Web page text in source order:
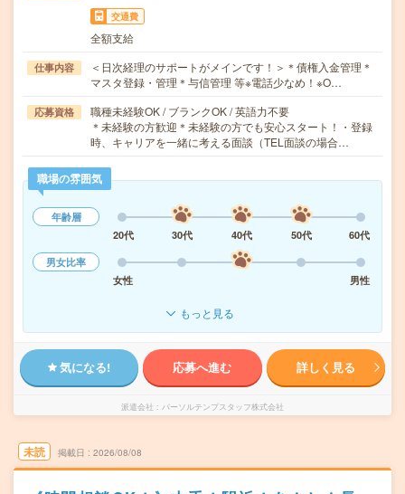
交通費
全額支給
仕事内容
＜日次経理のサポートがメインです！＞＊債権入金管理＊
マスタ登録・管理＊与信管理 等※電話少なめ！※O…
応募資格
職種未経験OK / ブランクOK / 英語力不要
＊未経験の方歓迎＊未経験の方でも安心スタート！・登録
時、キャリアを一緒に考える面談（TEL面談の場合…
職場の雰囲気
年齢層
20代
30代 40代 50代
60代
男女比率
女性
男性
もっと見る
気になる! 応募へ進む 詳しく見る
派遣会社 パーソルテンプスタッフ株式会社
未読 掲載日 2026/08/08